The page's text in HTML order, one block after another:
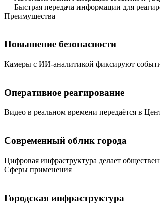
— Быстрая передача информации для
Преимущества
Повышение безопасности
Камеры с ИИ-аналитикой фиксируют
Оперативное реагирование
Видео в реальном времени передаётся в
Современный облик города
Цифровая инфраструктура делает
Сферы применения
Городская инфраструктура